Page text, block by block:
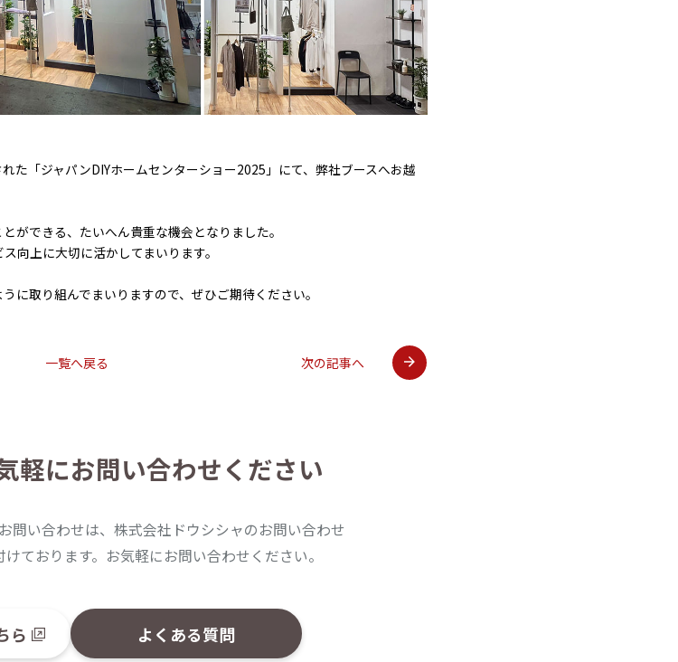
た「ジャパンDIYホームセンターショー2025」にて、弊社ブースへお越
ができる、たいへん貴重な機会となりました。
向上に大切に活かしてまいります。
に取り組んでまいりますので、ぜひご期待ください。
一覧へ戻る 次の記事へ
軽にお問い合わせください
問い合わせは、株式会社ドウシシャのお問い合わせ
ております。お気軽にお問い合わせください。
ら よくある質問